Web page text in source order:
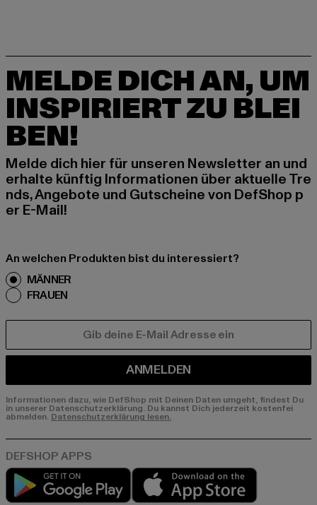
MELDE DICH AN, UM
INSPIRIERT ZU BLEI
BEN!
Melde dich hier für unseren Newsletter an und
erhalte künftig Informationen über aktuelle Tre
nds, Angebote und Gutscheine von DefShop p
er E-Mail!
An welchen Produkten bist du interessiert?
MÄNNER
FRAUEN
ANMELDEN
Informationen dazu, wie DefShop mit Deinen Daten umgeht, findest Du
in unserer Datenschutzerklärung. Du kannst Dich jederzeit kostenfei
abmelden. Datenschutzerklärung lesen.
Play market